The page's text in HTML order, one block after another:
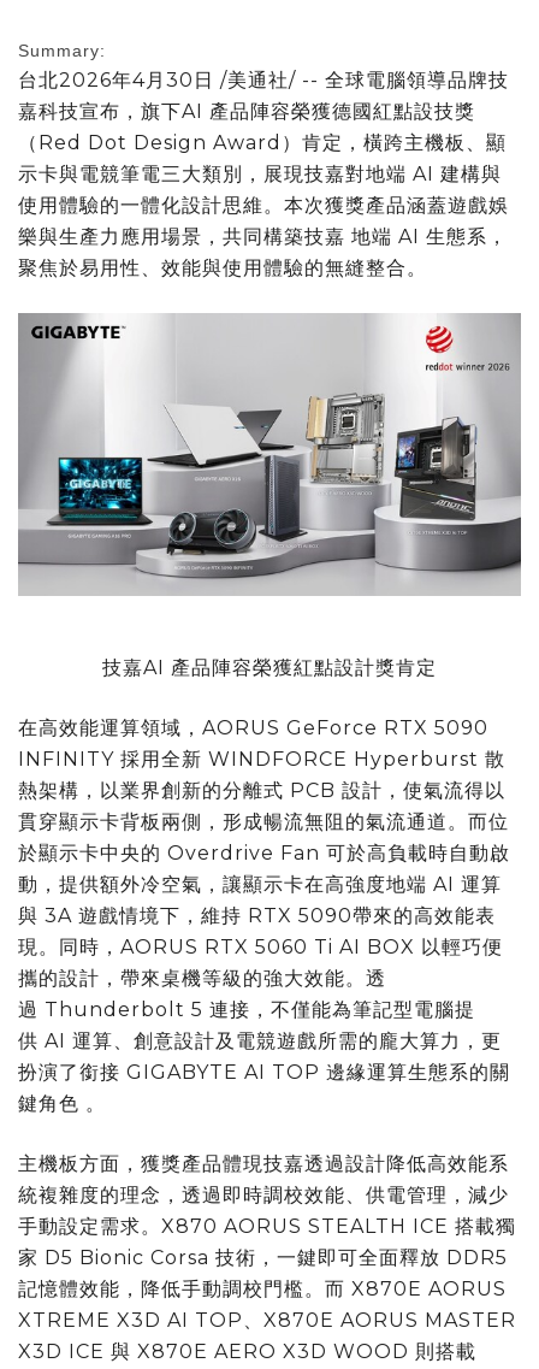
Summary:
台北2026年4月30日 /美通社/ -- 全球電腦領導品牌技
嘉科技宣布，旗下AI 產品陣容榮獲德國紅點設技獎
（Red Dot Design Award）肯定，橫跨主機板、顯
示卡與電競筆電三大類別，展現技嘉對地端 AI 建構與
使用體驗的一體化設計思維。本次獲獎產品涵蓋遊戲娛
樂與生產力應用場景，共同構築技嘉 地端 AI 生態系，
聚焦於易用性、效能與使用體驗的無縫整合。
技嘉AI 產品陣容榮獲紅點設計獎肯定
在高效能運算領域，AORUS GeForce RTX 5090
INFINITY 採用全新 WINDFORCE Hyperburst 散
熱架構，以業界創新的分離式 PCB 設計，使氣流得以
貫穿顯示卡背板兩側，形成暢流無阻的氣流通道。而位
於顯示卡中央的 Overdrive Fan 可於高負載時自動啟
動，提供額外冷空氣，讓顯示卡在高強度地端 AI 運算
與 3A 遊戲情境下，維持 RTX 5090帶來的高效能表
現。同時，AORUS RTX 5060 Ti AI BOX 以輕巧便
攜的設計，帶來桌機等級的強大效能。透
過 Thunderbolt 5 連接，不僅能為筆記型電腦提
供 AI 運算、創意設計及電競遊戲所需的龐大算力，更
扮演了銜接 GIGABYTE AI TOP 邊緣運算生態系的關
鍵角色 。
主機板方面，獲獎產品體現技嘉透過設計降低高效能系
統複雜度的理念，透過即時調校效能、供電管理，減少
手動設定需求。X870 AORUS STEALTH ICE 搭載獨
家 D5 Bionic Corsa 技術，一鍵即可全面釋放 DDR5
記憶體效能，降低手動調校門檻。而 X870E AORUS
XTREME X3D AI TOP、X870E AORUS MASTER
X3D ICE 與 X870E AERO X3D WOOD 則搭載